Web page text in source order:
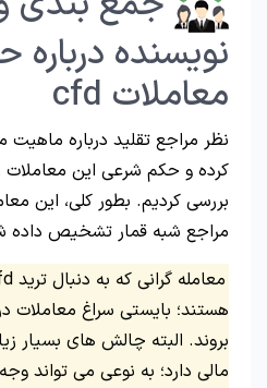
نویسنده
معاملات cfd
کرده و حکم شرعی این معاملات
بررسی کردیم. بطور کلی، این
مراجع شبه قمار تشخیص
هستند؛ بایستی سراغ معاملات
بروند. البته چالش های بسیار
مالی دارد؛ به نوعی می تواند